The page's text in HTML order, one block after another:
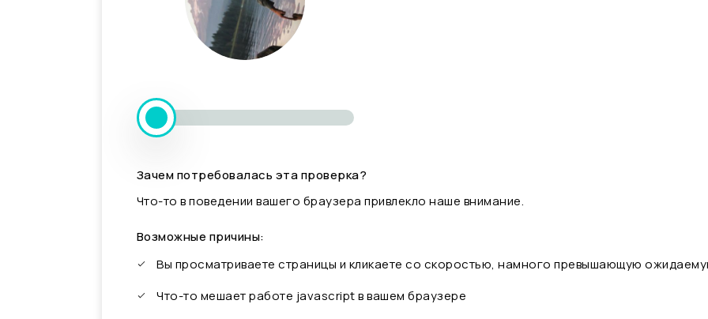
Зачем потребовалась эта проверка?
Что-то в поведении вашего браузера привлекло наше внимание.
Возможные причины:
Вы просматриваете страницы и кликаете со скоростью, намного превышающую
Что-то мешает работе javascript в вашем браузере